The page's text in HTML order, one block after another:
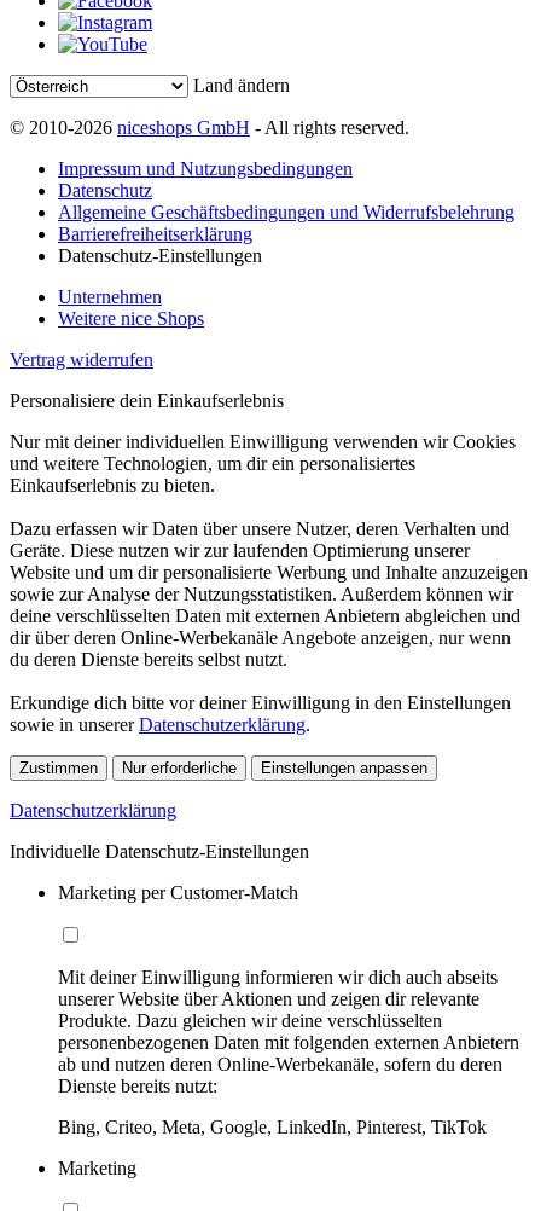
Land ändern
© 2010-2026 niceshops GmbH - All rights reserved.
Impressum und Nutzungsbedingungen
Datenschutz
Allgemeine Geschäftsbedingungen und Widerrufsbelehrung
Barrierefreiheitserklärung
Datenschutz-Einstellungen
Unternehmen
Weitere nice Shops
Vertrag widerrufen
Personalisiere dein Einkaufserlebnis
Nur mit deiner individuellen Einwilligung verwenden wir Cookies
und weitere Technologien, um dir ein personalisiertes
Einkaufserlebnis zu bieten.
Dazu erfassen wir Daten über unsere Nutzer, deren Verhalten und
Geräte. Diese nutzen wir zur laufenden Optimierung unserer
Website und um dir personalisierte Werbung und Inhalte anzuzeigen
sowie zur Analyse der Nutzungsstatistiken. Außerdem können wir
deine verschlüsselten Daten mit externen Anbietern abgleichen und
dir über deren Online-Werbekanäle Angebote anzeigen, nur wenn
du deren Dienste bereits selbst nutzt.
Erkundige dich bitte vor deiner Einwilligung in den Einstellungen
sowie in unsererDatenschutzerklärung.
Zustimmen Nur erforderliche Einstellungen anpassen
Datenschutzerklärung
Individuelle Datenschutz-Einstellungen
Marketing per Customer-Match
Mit deiner Einwilligung informieren wir dich auch abseits
unserer Website über Aktionen und zeigen dir relevante
Produkte. Dazu gleichen wir deine verschlüsselten
personenbezogenen Daten mit folgenden externen Anbietern
ab und nutzen deren Online-Werbekanäle, sofern du deren
Dienste bereits nutzt:
Bing, Criteo, Meta, Google, LinkedIn, Pinterest, TikTok
Marketing